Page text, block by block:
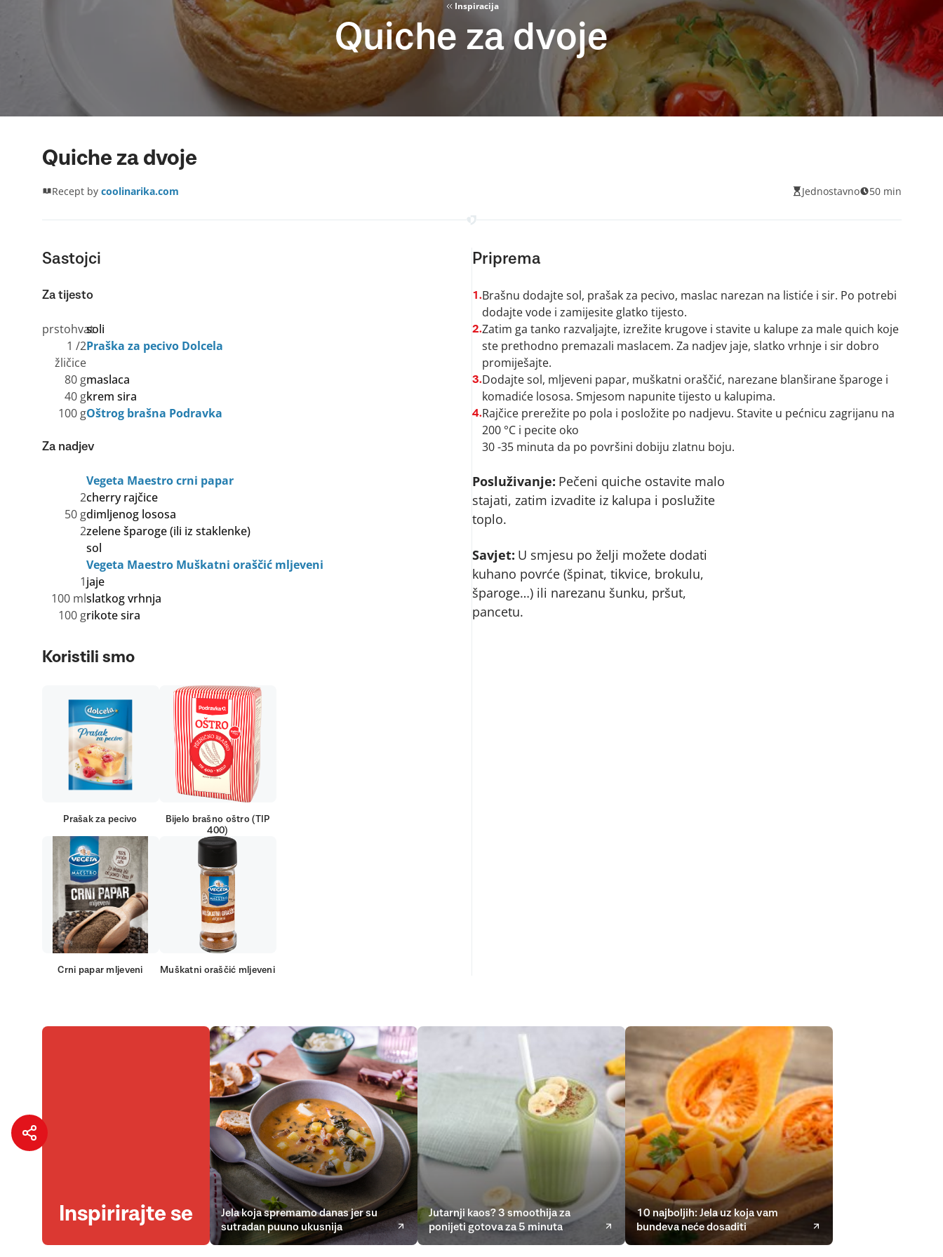
Inspiracija
Quiche za dvoje
Quiche za dvoje
Recept by coolinarika.com Jednostavno 50 min
Sastojci
Za tijesto
prstohvatsoli
1 /2
žličice
Praška za pecivo Dolcela
80 gmaslaca
40 gkrem sira
100 gOštrog brašna Podravka
Za nadjev
Vegeta Maestro crni papar
2cherry rajčice
50 gdimljenog lososa
2zelene šparoge (ili iz staklenke)
sol
Vegeta Maestro Muškatni oraščić mljeveni
1jaje
100 mlslatkog vrhnja
100 grikote sira
Koristili smo
Prašak za pecivo
Bijelo brašno oštro (TIP
400)
Crni papar mljeveni Muškatni oraščić mljeveni
Priprema
1.Brašnu dodajte sol, prašak za pecivo, maslac narezan na listiće i sir. Po potrebi
dodajte vode i zamijesite glatko tijesto.
2.Zatim ga tanko razvaljajte, izrežite krugove i stavite u kalupe za male quich koje
ste prethodno premazali maslacem. Za nadjev jaje, slatko vrhnje i sir dobro
promiješajte.
3.Dodajte sol, mljeveni papar, muškatni oraščić, narezane blanširane šparoge i
komadiće lososa. Smjesom napunite tijesto u kalupima.
4.Rajčice prerežite po pola i posložite po nadjevu. Stavite u pećnicu zagrijanu na
200 °C i pecite oko
30 -35 minuta da po površini dobiju zlatnu boju.
Posluživanje: Pečeni quiche ostavite malo
stajati, zatim izvadite iz kalupa i poslužite
toplo.
Savjet: U smjesu po želji možete dodati
kuhano povrće (špinat, tikvice, brokulu,
šparoge…) ili narezanu šunku, pršut,
pancetu.
Inspirirajte se
Jela koja spremamo danas jer su
sutradan puuno ukusnija
Jutarnji kaos? 3 smoothija za
ponijeti gotova za 5 minuta
10 najboljih: Jela uz koja vam
bundeva neće dosaditi